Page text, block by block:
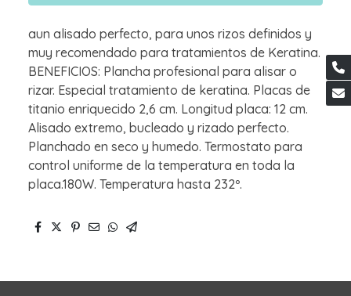
aun alisado perfecto, para unos rizos definidos y
muy recomendado para tratamientos de Keratina.
BENEFICIOS: Plancha profesional para alisar o
rizar. Especial tratamiento de keratina. Placas de
titanio enriquecido 2,6 cm. Longitud placa: 12 cm.
Alisado extremo, bucleado y rizado perfecto.
Planchado en seco y humedo. Termostato para
control uniforme de la temperatura en toda la
placa.180W. Temperatura hasta 232º.